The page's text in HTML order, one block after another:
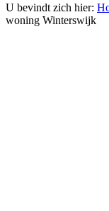
U bevindt zich hier:
woning Winterswijk